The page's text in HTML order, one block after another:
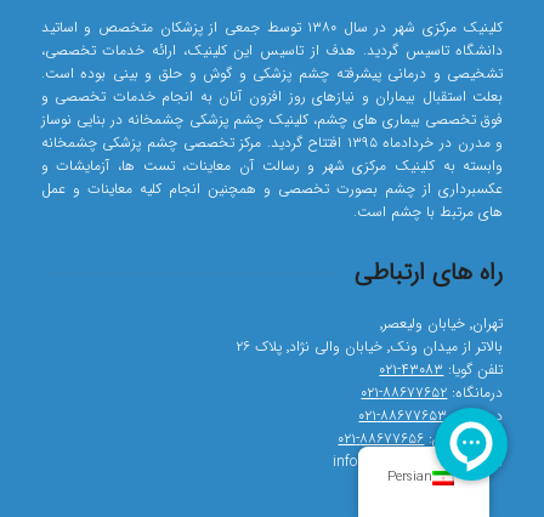
کلینیک مرکزی شهر در سال ۱۳۸۰ توسط جمعی از پزشکان متخصص و اساتید
دانشگاه تاسیس گردید. هدف از تاسیس این کلینیک، ارائه خدمات تخصصی،
تشخیصی و درمانی پیشرفته چشم پزشکی و گوش و حلق و بینی بوده است.
بعلت استقبال بیماران و نیازهای روز افزون آنان به انجام خدمات تخصصی و
فوق تخصصی بیماری های چشم، کلینیک چشم پزشکی چشمخانه در بنایی نوساز
و مدرن در خردادماه ۱۳۹۵ افتتاح گردید. مرکز تخصصی چشم پزشکی چشمخانه
وابسته به کلینیک مرکزی شهر و رسالت آن معاینات، تست ها، آزمایشات و
عکسبرداری از چشم بصورت تخصصی و همچنین انجام کلیه معاینات و عمل
های مرتبط با چشم است.
راه های ارتباطی
تهران٬ خیابان ولیعصر٬
بالاتر از میدان ونک٬ خیابان والی نژاد٬ پلاک ۲۶
تلفن گویا: ۴۳۰۸۳-۰۲۱
درمانگاه: ۸۸۶۷۷۶۵۲-۰۲۱
درمانگاه:۸۸۶۷۷۶۵۳-۰۲۱
تصویربرداری: ۸۸۶۷۷۶۵۶-۰۲۱
info[at]cheshmkhaneh.com
Persian